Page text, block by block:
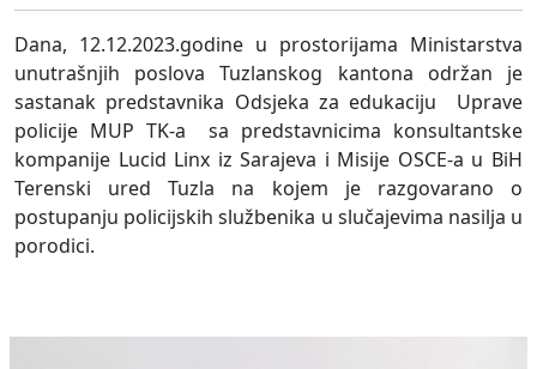
Dana, 12.12.2023.godine u prostorijama Ministarstva
unutrašnjih poslova Tuzlanskog kantona održan je
sastanak predstavnika Odsjeka za edukaciju Uprave
policije MUP TK-a sa predstavnicima konsultantske
kompanije Lucid Linx iz Sarajeva i Misije OSCE-a u BiH
Terenski ured Tuzla na kojem je razgovarano o
postupanju policijskih službenika u slučajevima nasilja u
porodici.